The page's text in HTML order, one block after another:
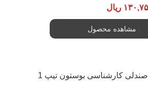
ریال
مشاهده محصول